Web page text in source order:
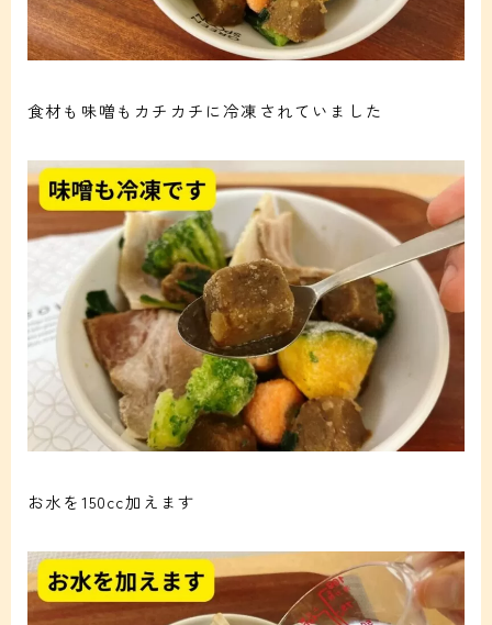
食材も味噌もカチカチに冷凍されていました
お水を150cc加えます